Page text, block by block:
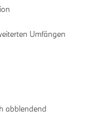
Umfängen
abblendend